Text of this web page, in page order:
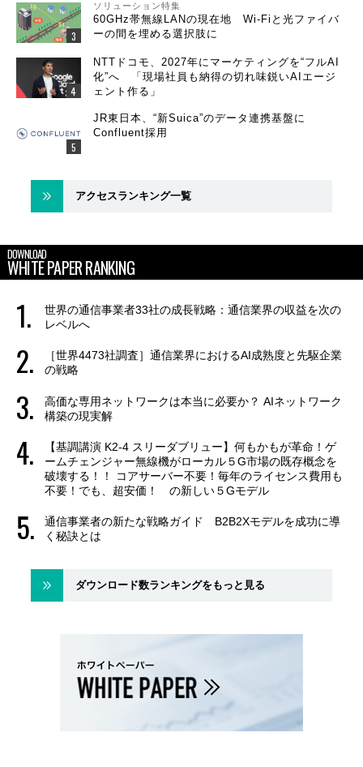
ソリューション特集
60GHz帯無線LANの現在地 Wi-Fiと光ファイバ
ーの間を埋める選択肢に
NTTドコモ、2027年にマーケティングを“フルAI
化”へ 「現場社員も納得の切れ味鋭いAIエージ
ェント作る」
JR東日本、“新Suica”のデータ連携基盤に
Confluent採用
アクセスランキング一覧
DOWNLOAD
WHITE PAPER RANKING
世界の通信事業者33社の成長戦略：通信業界の収益を次の
レベルへ
［世界4473社調査］通信業界におけるAI成熟度と先駆企業
の戦略
高価な専用ネットワークは本当に必要か？ AIネットワーク
構築の現実解
【基調講演 K2-4 スリーダブリュー】何もかもが革命！ゲ
ームチェンジャー無線機がローカル５G市場の既存概念を
破壊する！！ コアサーバー不要！毎年のライセンス費用も
不要！でも、超安価！ の新しい５Gモデル
通信事業者の新たな戦略ガイド B2B2Xモデルを成功に導
く秘訣とは
ダウンロード数ランキングをもっと見る